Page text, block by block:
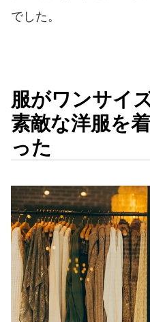
でした。
服がワンサイ
素敵な洋服を
った